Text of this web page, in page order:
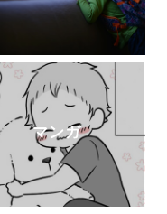
マンガ